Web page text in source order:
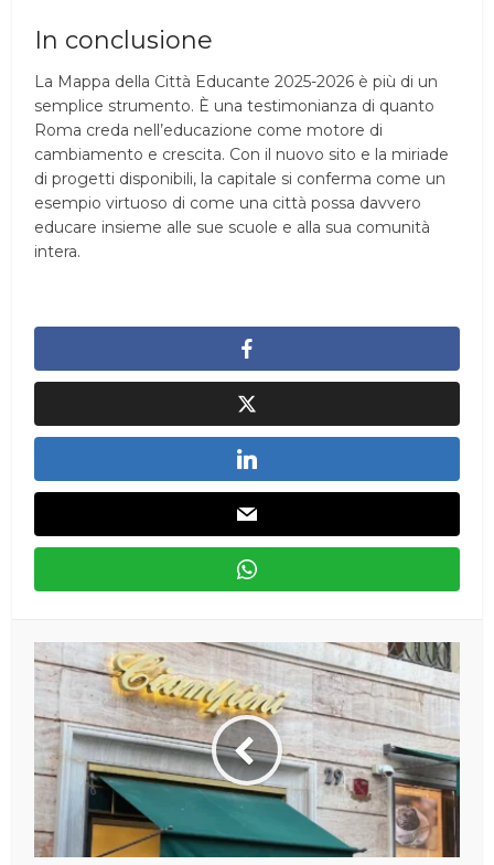
In conclusione
La Mappa della Città Educante 2025-2026 è più di un
semplice strumento. È una testimonianza di quanto
Roma creda nell’educazione come motore di
cambiamento e crescita. Con il nuovo sito e la miriade
di progetti disponibili, la capitale si conferma come un
esempio virtuoso di come una città possa davvero
educare insieme alle sue scuole e alla sua comunità
intera.